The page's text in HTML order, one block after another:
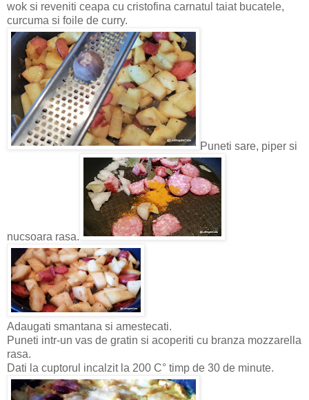
wok si reveniti ceapa cu cristofina carnatul taiat bucatele,
curcuma si foile de curry.
Puneti sare, piper si
nucsoara rasa.
Adaugati smantana si amestecati.
Puneti intr-un vas de gratin si acoperiti cu branza mozzarella
rasa.
Dati la cuptorul incalzit la 200 C° timp de 30 de minute.